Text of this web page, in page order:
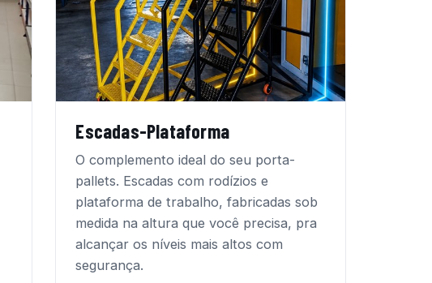
Escadas-Plataforma
O complemento ideal do seu porta-
pallets. Escadas com rodízios e
plataforma de trabalho, fabricadas sob
medida na altura que você precisa, pra
alcançar os níveis mais altos com
segurança.